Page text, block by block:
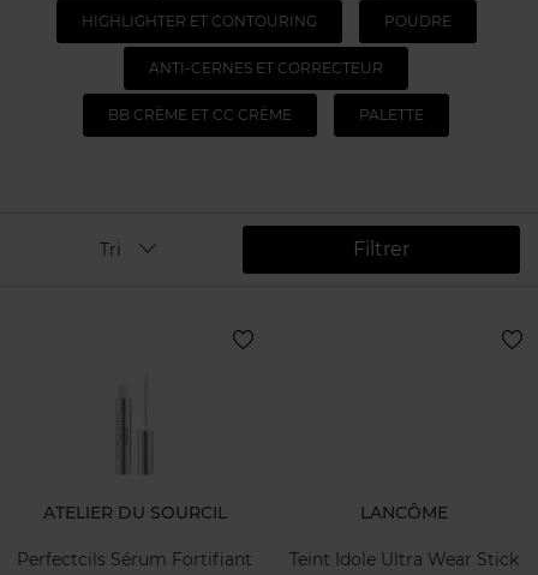
HIGHLIGHTER ET CONTOURING POUDRE
ANTI-CERNES ET CORRECTEUR
BB CRÈME ET CC CRÈME PALETTE
Filtrer
Tri
ATELIER DU SOURCIL
Perfectcils Sérum Fortifiant
LANCÔME
Teint Idole Ultra Wear Stick